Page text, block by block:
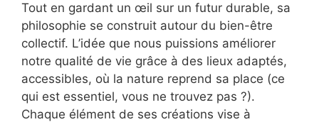
Tout en gardant un œil sur un futur durable, sa
philosophie se construit autour du bien-être
collectif. L’idée que nous puissions améliorer
notre qualité de vie grâce à des lieux adaptés,
accessibles, où la nature reprend sa place (ce
qui est essentiel, vous ne trouvez pas ?).
Chaque élément de ses créations vise à